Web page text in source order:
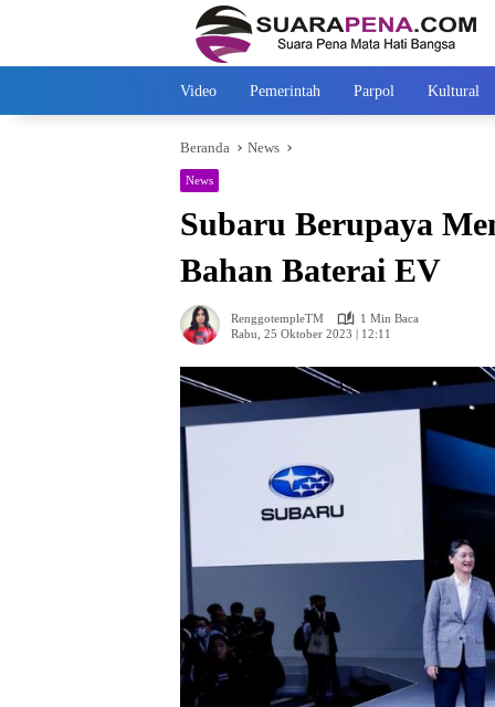
Video Pemerintah Parpol Kultural
Beranda News
News
Subaru Berupaya
Bahan Baterai EV
RenggotempleTM
1 Min Baca
Rabu, 25 Oktober 2023 | 12:11